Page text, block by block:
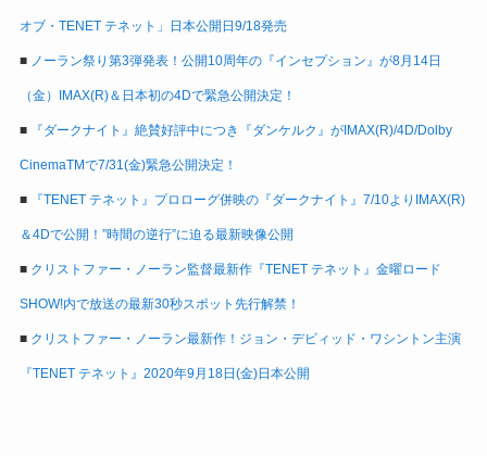
オブ・TENET テネット」日本公開日9/18発売
■ ノーラン祭り第3弾発表！公開10周年の『インセプション』が8月14日
（金）IMAX(R)＆日本初の4Dで緊急公開決定！
■ 『ダークナイト』絶賛好評中につき『ダンケルク』がIMAX(R)/4D/Dolby
CinemaTMで7/31(金)緊急公開決定！
■ 『TENET テネット』プロローグ併映の『ダークナイト』7/10よりIMAX(R)
＆4Dで公開！”時間の逆行”に迫る最新映像公開
■ クリストファー・ノーラン監督最新作『TENET テネット』金曜ロード
SHOW!内で放送の最新30秒スポット先行解禁！
■ クリストファー・ノーラン最新作！ジョン・デビィッド・ワシントン主演
『TENET テネット』2020年9月18日(金)日本公開